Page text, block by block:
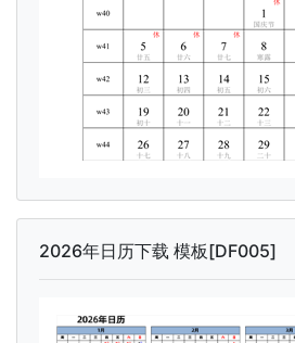
2026年日历下载 模板[DF005]